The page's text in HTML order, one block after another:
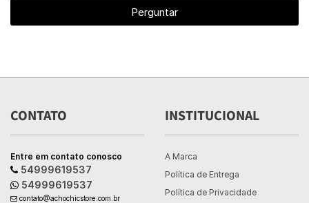
Perguntar
CONTATO
Entre em contato conosco
54999619537
54999619537
contato@achochicstore.com.br
INSTITUCIONAL
A Marca
Política de Entrega
Política de Privacidade